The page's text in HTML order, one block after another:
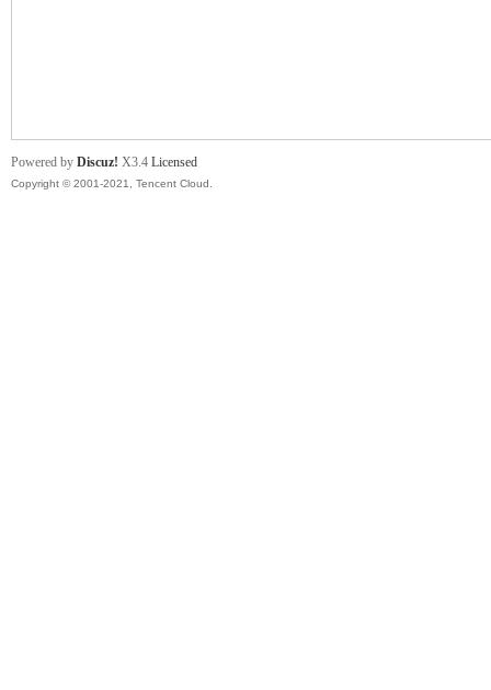
Powered by Discuz! X3.4 Licensed
Copyright © 2001-2021, Tencent Cloud.